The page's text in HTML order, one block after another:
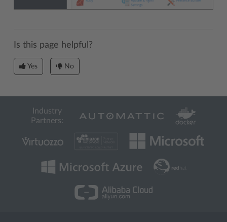
Is this page helpful?
Yes No
Industry
Partners: